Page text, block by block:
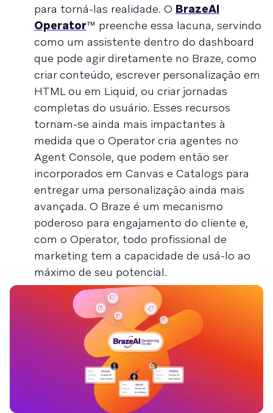
para torná-las realidade. O BrazeAI
Operator™ preenche essa lacuna, servindo
como um assistente dentro do dashboard
que pode agir diretamente no Braze, como
criar conteúdo, escrever personalização em
HTML ou em Liquid, ou criar jornadas
completas do usuário. Esses recursos
tornam-se ainda mais impactantes à
medida que o Operator cria agentes no
Agent Console, que podem então ser
incorporados em Canvas e Catalogs para
entregar uma personalização ainda mais
avançada. O Braze é um mecanismo
poderoso para engajamento do cliente e,
com o Operator, todo profissional de
marketing tem a capacidade de usá-lo ao
máximo de seu potencial.